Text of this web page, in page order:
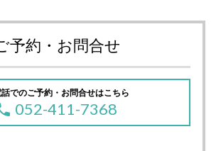
予約・お問合せ
話でのご予約・お問合せはこちら
052-411-7368